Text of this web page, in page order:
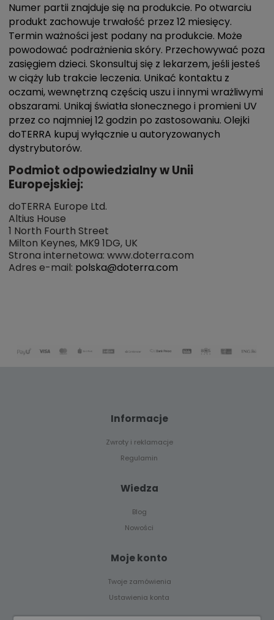
Numer partii znajduje się na produkcie. Po otwarciu
produkt zachowuje trwałość przez 12 miesięcy.
Termin ważności jest podany na produkcie. Może
powodować podrażnienia skóry. Przechowywać poza
zasięgiem dzieci. Skonsultuj się z lekarzem, jeśli jesteś
w ciąży lub trakcie leczenia. Unikać kontaktu z
oczami, wewnętrzną częścią uszu i innymi wrażliwymi
obszarami. Unikaj światła słonecznego i promieni UV
przez co najmniej 12 godzin po zastosowaniu. Olejki
doTERRA kupuj wyłącznie u autoryzowanych
dystrybutorów.
Podmiot odpowiedzialny w Unii
Europejskiej:
doTERRA Europe Ltd.
Altius House
1 North Fourth Street
Milton Keynes, MK9 1DG, UK
Strona internetowa: www.doterra.com
Adres e-mail: polska@doterra.com
Informacje
Zwroty i reklamacje
Regulamin
Wiedza
Blog
Nowości
Moje konto
Twoje zamówienia
Ustawienia konta